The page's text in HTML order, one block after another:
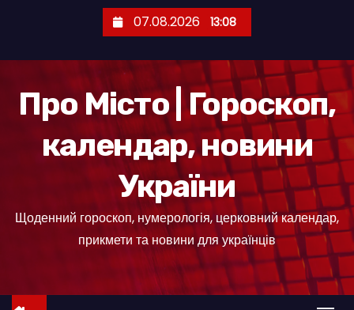
е
07.08.2026 13:08
Про Місто | Гороскоп,
календар, новини
України
Щоденний гороскоп, нумерологія, церковний календар,
прикмети та новини для українців